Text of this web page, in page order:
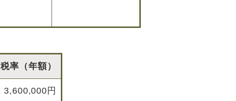
税率（年額）
3,600,000円